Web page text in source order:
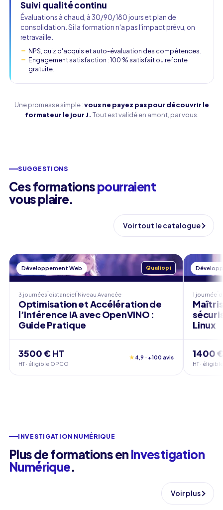
Suivi qualité continu
Évaluations à chaud, à 30/90/180 jours et plan de
consolidation. Si la formation n'a pas l'impact prévu, on
retravaille.
NPS, quiz d'acquis et auto-évaluation des compétences.
Engagement satisfaction : 100 % satisfait ou refonte
gratuite.
Une promesse simple :vous ne payez pas pour découvrir le
formateur le jour J. Tout est validé en amont, par vous.
SUGGESTIONS
Ces formationspourraient
vous plaire.
Voir tout le catalogue
Développement Web Qualiopi
3 journées distanciel Niveau Avancée
Optimisation et Accélération de
l’Inférence IA avec OpenVINO :
Guide Pratique
3500 € HT
HT · éligible OPCO
★ 4,9 · +100 avis
1 journée
Linux
1400
HT ·
INVESTIGATION NUMÉRIQUE
Plus de formations en Investigation
Numérique.
Voir plus